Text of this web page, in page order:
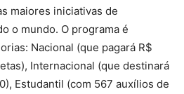
maiores iniciativas de
o mundo. O programa é
Nacional (que pagará R$
Internacional (que destinará
Estudantil (com 567 auxílios de